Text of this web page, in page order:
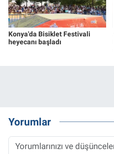
Konya'da Bisiklet Festivali
heyecanı başladı
Yorumlar